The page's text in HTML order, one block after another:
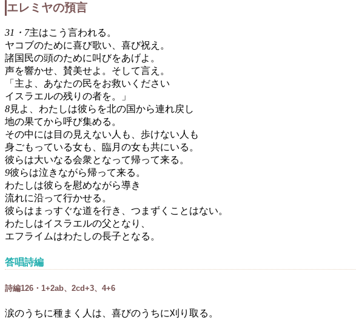
エレミヤの預言
31・7主はこう言われる。
ヤコブのために喜び歌い、喜び祝え。
諸国民の頭のために叫びをあげよ。
声を響かせ、賛美せよ。そして言え。
「主よ、あなたの民をお救いください
イスラエルの残りの者を。」
8見よ、わたしは彼らを北の国から連れ戻し
地の果てから呼び集める。
その中には目の見えない人も、歩けない人も
身ごもっている女も、臨月の女も共にいる。
彼らは大いなる会衆となって帰って来る。
9彼らは泣きながら帰って来る。
わたしは彼らを慰めながら導き
流れに沿って行かせる。
彼らはまっすぐな道を行き、つまずくことはない。
わたしはイスラエルの父となり、
エフライムはわたしの長子となる。
答唱詩編
詩編126・1+2ab、2cd+3、4+6
涙のうちに種まく人は、喜びのうちに刈り取る。